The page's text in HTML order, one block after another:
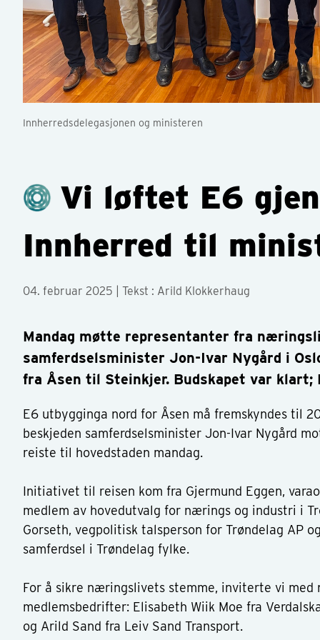
Innherredsdelegasjonen og ministeren
Vi løftet E6
Innherred til
04. februar 2025 | Tekst : Arild Klokkerhaug
Mandag møtte representanter fra
samferdselsminister Jon-Ivar Nygård i
fra Åsen til Steinkjer. Budskapet var
E6 utbygginga nord for Åsen må fremskyndes til
beskjeden samferdselsminister Jon-Ivar Nygård
reiste til hovedstaden mandag.
Initiativet til reisen kom fra Gjermund Eggen,
medlem av hovedutvalg for nærings og industri i
Gorseth, vegpolitisk talsperson for Trøndelag AP
samferdsel i Trøndelag fylke.
For å sikre næringslivets stemme, inviterte vi med
medlemsbedrifter: Elisabeth Wiik Moe fra
og Arild Sand fra Leiv Sand Transport.